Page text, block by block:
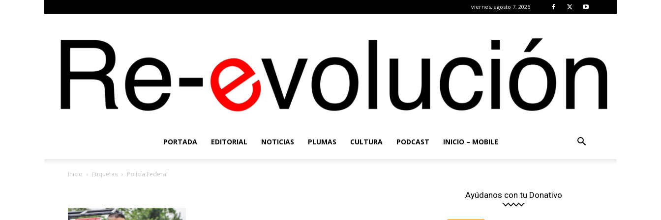
viernes, agosto 7, 2026
PORTADA EDITORIAL NOTICIAS PLUMAS CULTURA PODCAST INICIO – MOBILE
Inicio Etiquetas Policía Federal
Ayúdanos con tu Donativo